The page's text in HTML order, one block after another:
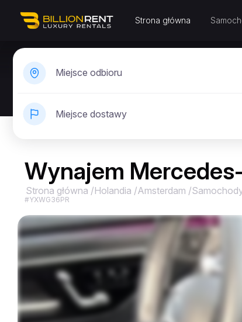
Strona główna
Miejsce odbioru
Miejsce dostawy
Wynajem
Strona główna /Holandia /Amsterdam /
#YXWG36PR